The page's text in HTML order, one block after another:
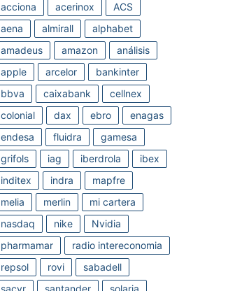
acciona acerinox
ACS
aena
almirall
alphabet
amadeus
amazon
análisis
apple
arcelor
bankinter
bbva
caixabank
cellnex
colonial
dax ebro
enagas
endesa
fluidra
gamesa
grifols
iag iberdrola
ibex
inditex
indra
mapfre
melia
merlin
mi cartera
nasdaq
nike
Nvidia
pharmamar
radio intereconomia
repsol
rovi
sabadell
sacyr
santander
solaria